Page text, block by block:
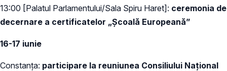
13:00 [Palatul Parlamentului/Sala Spiru Haret]: ceremonia de
decernare a certificatelor „Școală Europeană”
16-17 iunie
Constanța: participare la reuniunea Consiliului Național